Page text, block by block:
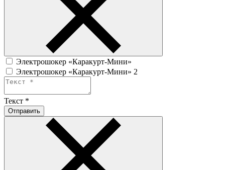
Электрошокер «Каракурт-Мини»
Электрошокер «Каракурт-Мини» 2
Текст *
Отправить